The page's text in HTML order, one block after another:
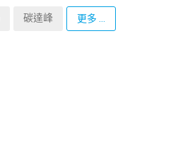
碳達峰 更多 ...